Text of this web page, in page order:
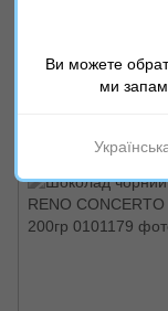
Артикул:
Шоколадна
молочна Irca,
Ви можете
ми